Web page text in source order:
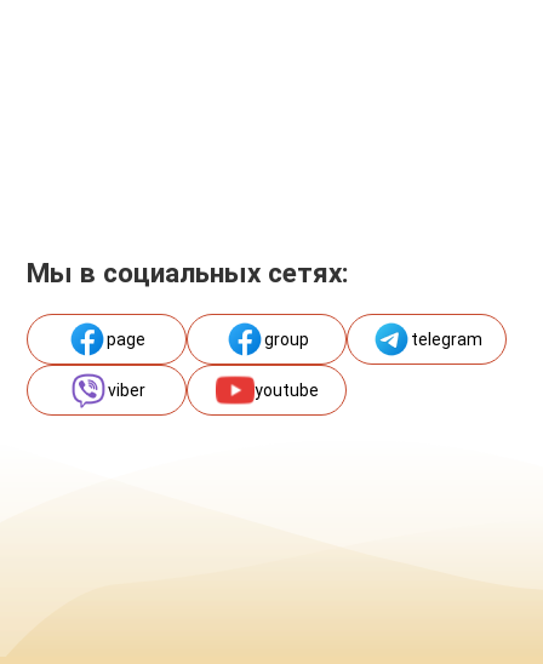
Мы в социальных сетях:
page group telegram
viber youtube